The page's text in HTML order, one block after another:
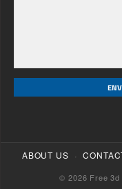
textures-3d-